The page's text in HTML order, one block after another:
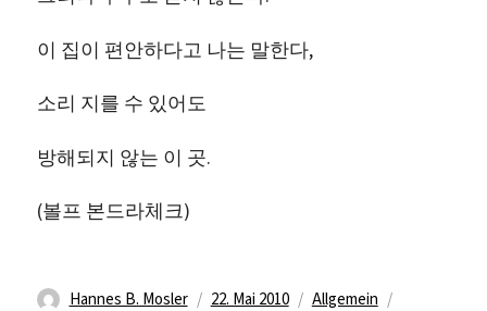
이 집이 편안하다고 나는 말한다,
소리 지를 수 있어도
방해되지 않는 이 곳.
(볼프 본드라체크)
Autor
Hannes B. Mosler
Veröffentlicht
22. Mai 2010 Kategorien
Allgemein